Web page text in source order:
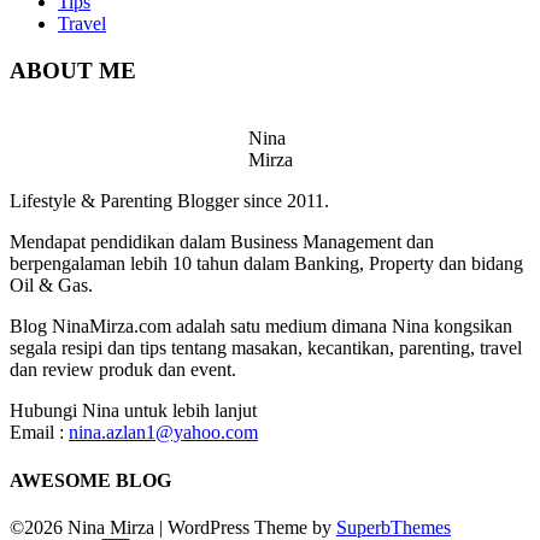
Travel
ABOUT ME
Nina
Mirza
Lifestyle & Parenting Blogger since 2011.
Mendapat pendidikan dalam Business Management dan
berpengalaman lebih 10 tahun dalam Banking, Property dan bidang
Oil & Gas.
Blog NinaMirza.com adalah satu medium dimana Nina kongsikan
segala resipi dan tips tentang masakan, kecantikan, parenting, travel
dan review produk dan event.
Hubungi Nina untuk lebih lanjut
Email : nina.azlan1@yahoo.com
AWESOME BLOG
©2026 Nina Mirza | WordPress Theme by SuperbThemes